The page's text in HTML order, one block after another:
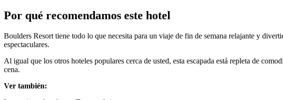
Por qué recomendamos este hotel
Boulders Resort tiene todo lo que necesita para un viaje de fin de semana relajante y
espectaculares.
Al igual que los otros hoteles populares cerca de usted, esta escapada está repleta de
cena.
Ver también: